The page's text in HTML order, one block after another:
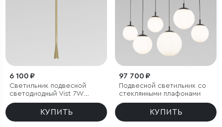
6 100 ₽
Светильник подвесной
светодиодный Vist 7W
4000K латунь
КУПИТЬ
97 700 ₽
Подвесной светильник со
стеклянными плафонами
КУПИТЬ